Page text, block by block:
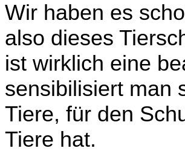
Wir haben es
also dieses
ist wirklich eine
sensibilisiert man
Tiere, für den
Tiere hat.